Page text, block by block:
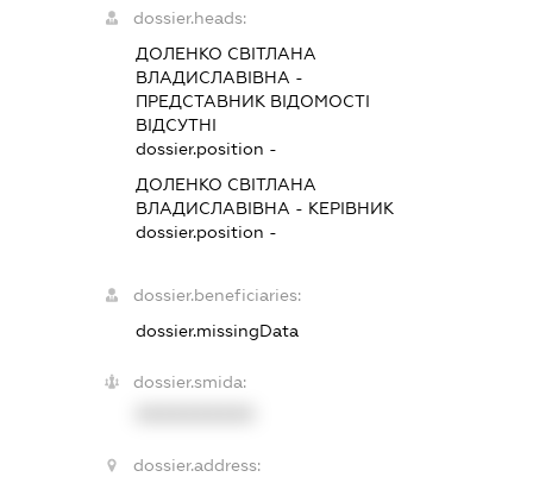
dossier.heads:
ДОЛЕНКО СВІТЛАНА
ВЛАДИСЛАВІВНА -
ПРЕДСТАВНИК ВІДОМОСТІ
ВІДСУТНІ
dossier.position -
ДОЛЕНКО СВІТЛАНА
ВЛАДИСЛАВІВНА - КЕРІВНИК
dossier.position -
dossier.beneficiaries:
dossier.missingData
dossier.smida:
dossier.address: